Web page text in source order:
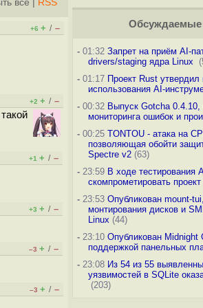
всё RSS
+6 + / –
+2 + / –
+1 + / –
+3 + / –
–3 + / –
–3 + / –
Обсуждаемые
-01:32 Запрет на приём AI-
drivers/staging ядра Linux
-01:17 Проект Rust
использования AI-
-00:32 Выпуск Gotcha
мониторинга ошибок и
-00:25 TONTOU - атака на
позволяющая обойти
Spectre v2(63)
-23:59 В ходе тестирования
скомпрометировать
-23:53 Опубликован mount-
монтирования дисков и
Linux (44)
-23:10 Опубликован Midnight
поддержкой панельных
-23:08 Из 54 из 55
уязвимостей в SQLite
(203)